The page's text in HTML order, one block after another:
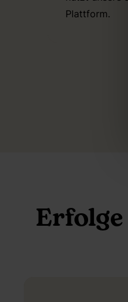
Plattform.